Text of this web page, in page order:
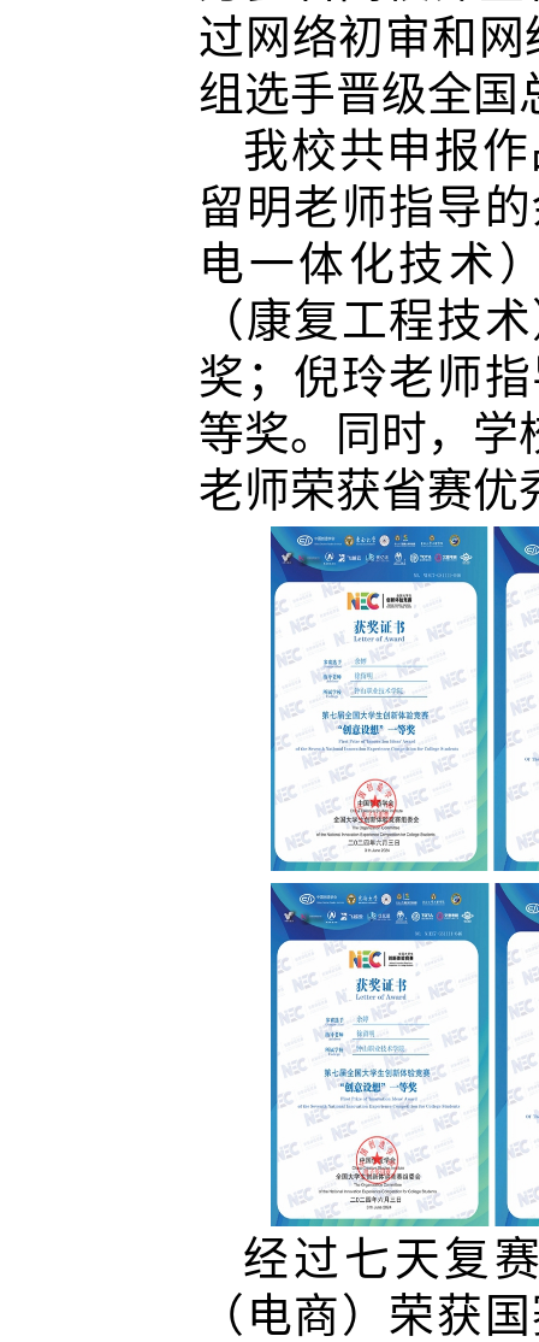
过网络初审和网
组选手晋级全国
我校共申报
留明老师指导
电一体化技术
（康复工程技
奖；倪玲老师
等奖。同时，学
老师荣获省赛优
经过七天复
（电商）荣获